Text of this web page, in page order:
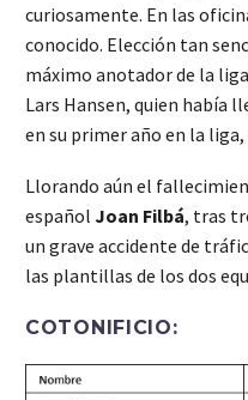
curiosamente. En las
conocido. Elección tan
máximo anotador de la
Lars Hansen, quien había
en su primer año en la
Llorando aún el
español Joan Filbá, tras
un grave accidente de
las plantillas de los dos
COTONIFICIO: